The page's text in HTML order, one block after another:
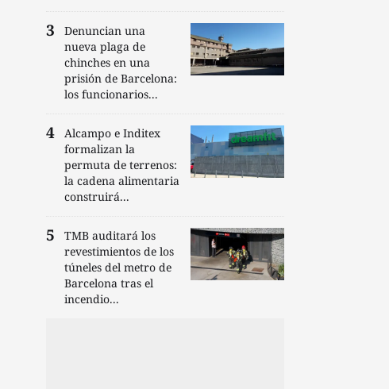
Denuncian una
nueva plaga de
chinches en una
prisión de Barcelona:
los funcionarios...
Alcampo e Inditex
formalizan la
permuta de terrenos:
la cadena alimentaria
construirá...
TMB auditará los
revestimientos de los
túneles del metro de
Barcelona tras el
incendio...